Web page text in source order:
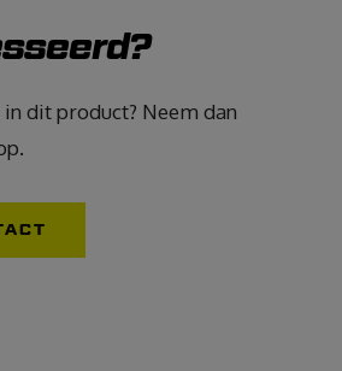
dit product? Neem dan